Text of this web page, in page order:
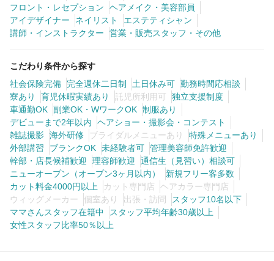
フロント・レセプション
ヘアメイク・美容部員
アイデザイナー
ネイリスト
エステティシャン
講師・インストラクター
営業・販売スタッフ・その他
こだわり条件から探す
社会保険完備
完全週休二日制 土日休み可 勤務時間応相談
寮あり
育児休暇実績あり 託児所利用可
独立支援制度
車通勤OK 副業OK・WワークOK 制服あり
デビューまで2年以内
ヘアショー・撮影会・コンテスト
雑誌撮影 海外研修 ブライダルメニューあり
特殊メニューあり
外部講習
ブランクOK 未経験者可 管理美容師免許歓迎
幹部・店長候補歓迎
理容師歓迎
通信生（見習い）相談可
ニューオープン（オープン3ヶ月以内）
新規フリー客多数
カット料金4000円以上
カット専門店
ヘアカラー専門店
ウィッグメーカー
個室あり 出張・訪問
スタッフ10名以下
ママさんスタッフ在籍中
スタッフ平均年齢30歳以上
女性スタッフ比率50％以上